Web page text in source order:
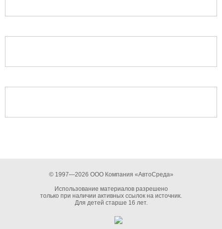
© 1997—2026 ООО Компания «АвтоСреда»
Использование материалов разрешено
только при наличии активных ссылок на источник.
Для детей старше 16 лет.